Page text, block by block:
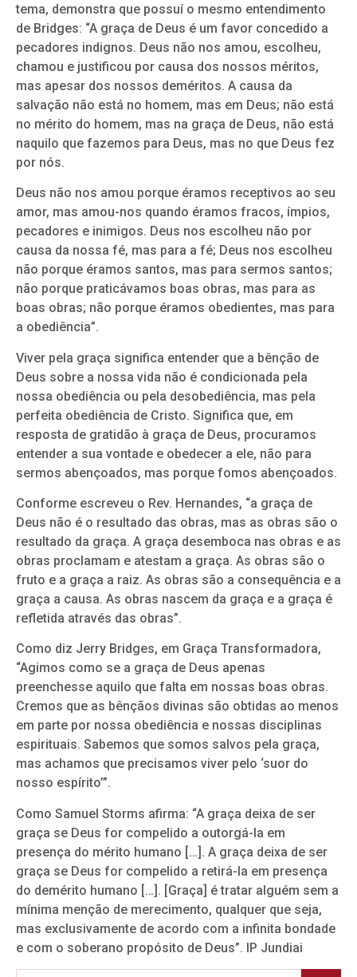
tema, demonstra que possuí o mesmo entendimento
de Bridges: “A graça de Deus é um favor concedido a
pecadores indignos. Deus não nos amou, escolheu,
chamou e justificou por causa dos nossos méritos,
mas apesar dos nossos deméritos. A causa da
salvação não está no homem, mas em Deus; não está
no mérito do homem, mas na graça de Deus, não está
naquilo que fazemos para Deus, mas no que Deus fez
por nós.
Deus não nos amou porque éramos receptivos ao seu
amor, mas amou-nos quando éramos fracos, ímpios,
pecadores e inimigos. Deus nos escolheu não por
causa da nossa fé, mas para a fé; Deus nos escolheu
não porque éramos santos, mas para sermos santos;
não porque praticávamos boas obras, mas para as
boas obras; não porque éramos obedientes, mas para
a obediência”.
Viver pela graça significa entender que a bênção de
Deus sobre a nossa vida não é condicionada pela
nossa obediência ou pela desobediência, mas pela
perfeita obediência de Cristo. Significa que, em
resposta de gratidão à graça de Deus, procuramos
entender a sua vontade e obedecer a ele, não para
sermos abençoados, mas porque fomos abençoados.
Conforme escreveu o Rev. Hernandes, “a graça de
Deus não é o resultado das obras, mas as obras são o
resultado da graça. A graça desemboca nas obras e as
obras proclamam e atestam a graça. As obras são o
fruto e a graça a raiz. As obras são a consequência e a
graça a causa. As obras nascem da graça e a graça é
refletida através das obras”.
Como diz Jerry Bridges, em Graça Transformadora,
“Agimos como se a graça de Deus apenas
preenchesse aquilo que falta em nossas boas obras.
Cremos que as bênçãos divinas são obtidas ao menos
em parte por nossa obediência e nossas disciplinas
espirituais. Sabemos que somos salvos pela graça,
mas achamos que precisamos viver pelo ‘suor do
nosso espírito’”.
Como Samuel Storms afirma: “A graça deixa de ser
graça se Deus for compelido a outorgá-la em
presença do mérito humano […]. A graça deixa de ser
graça se Deus for compelido a retirá-la em presença
do demérito humano […]. [Graça] é tratar alguém sem a
mínima menção de merecimento, qualquer que seja,
mas exclusivamente de acordo com a infinita bondade
e com o soberano propósito de Deus”. IP Jundiai